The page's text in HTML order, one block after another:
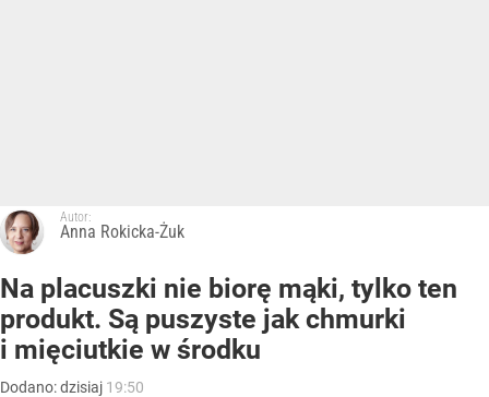
Autor:
Anna Rokicka-Żuk
Na placuszki nie biorę mąki, tylko ten
produkt. Są puszyste jak chmurki
i mięciutkie w środku
Dodano:dzisiaj 19:50